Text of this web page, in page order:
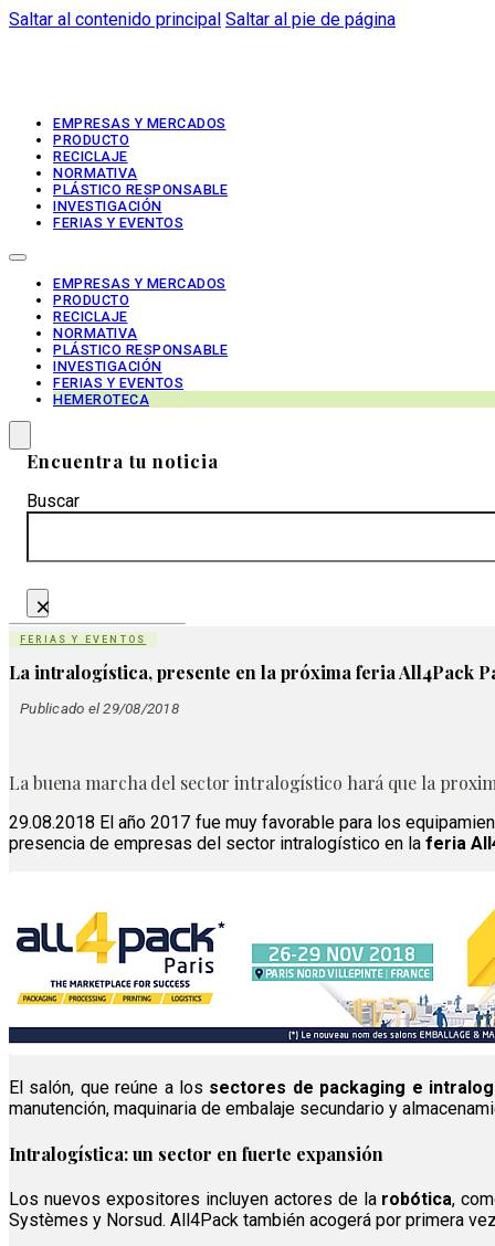
Saltar al contenido principal Saltar al pie de página
EMPRESAS Y MERCADOS
PRODUCTO
RECICLAJE
NORMATIVA
PLÁSTICO RESPONSABLE
INVESTIGACIÓN
FERIAS Y EVENTOS
EMPRESAS Y MERCADOS
PRODUCTO
RECICLAJE
NORMATIVA
PLÁSTICO RESPONSABLE
INVESTIGACIÓN
FERIAS Y EVENTOS
HEMEROTECA
Encuentra tu noticia
Buscar
×
FERIAS Y EVENTOS
La intralogística, presente en la próxima feria All4Pack
Publicado el 29/08/2018
La buena marcha del sector intralogístico hará que la
29.08.2018 El año 2017 fue muy favorable para los
presencia de empresas del sector intralogístico en la feria
El salón, que reúne a los sectores de packaging e
manutención, maquinaria de embalaje secundario y
Intralogística: un sector en fuerte expansión
Los nuevos expositores incluyen actores de la robótica,
Systèmes y Norsud. All4Pack también acogerá por primera